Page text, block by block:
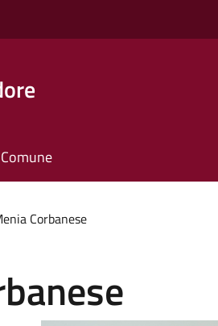
Corbanese